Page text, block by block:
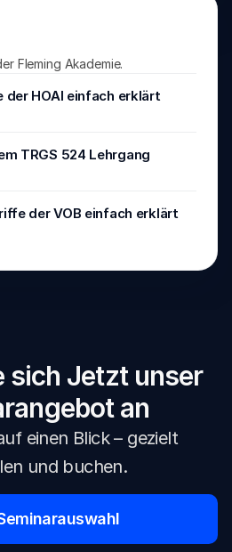
Fleming Akademie.
HOAI einfach erklärt
TRGS 524 Lehrgang
der VOB einfach erklärt
sich Jetzt unser
an
einen Blick – gezielt
und buchen.